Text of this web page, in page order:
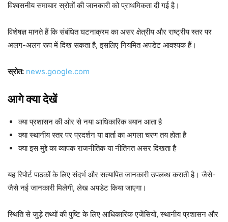
विश्वसनीय समाचार स्रोतों की जानकारी को प्राथमिकता दी गई है।
विशेषज्ञ मानते हैं कि संबंधित घटनाक्रम का असर क्षेत्रीय और राष्ट्रीय स्तर पर
अलग-अलग रूप में दिख सकता है, इसलिए नियमित अपडेट आवश्यक हैं।
स्रोत: news.google.com
आगे क्या देखें
क्या प्रशासन की ओर से नया आधिकारिक बयान आता है
क्या स्थानीय स्तर पर प्रदर्शन या वार्ता का अगला चरण तय होता है
क्या इस मुद्दे का व्यापक राजनीतिक या नीतिगत असर दिखता है
यह रिपोर्ट पाठकों के लिए संदर्भ और सत्यापित जानकारी उपलब्ध कराती है। जैसे-
जैसे नई जानकारी मिलेगी, लेख अपडेट किया जाएगा।
स्थिति से जुड़े तथ्यों की पुष्टि के लिए आधिकारिक एजेंसियों, स्थानीय प्रशासन और